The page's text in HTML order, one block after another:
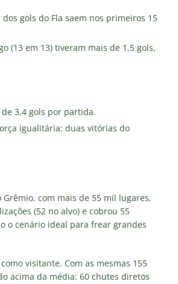
gols do Fla saem nos primeiros 15
(13 em 13) tiveram mais de 1,5 gols,
3,4 gols por partida.
igualitária: duas vitórias do
com mais de 55 mil lugares,
(52 no alvo) e cobrou 55
o cenário ideal para frear grandes
visitante. Com as mesmas 155
acima da média: 60 chutes diretos